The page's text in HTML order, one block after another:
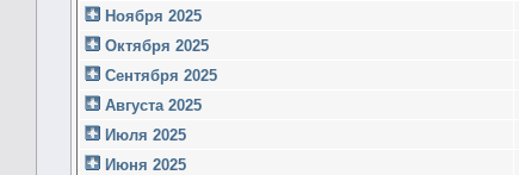
Ноября 2025
Октября 2025
Сентября 2025
Августа 2025
Июля 2025
Июня 2025